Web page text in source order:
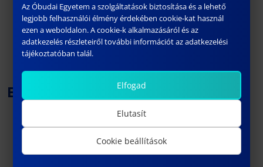
Bachelor's Programs
Computer Science Engineering
Az Óbudai Egyetem a szolgáltatások biztosítása és a lehető
legjobb felhasználói élmény érdekében cookie-kat használ
ezen a weboldalon. A cookie-k alkalmazásáról és az
adatkezelés részleteiről további információt az adatkezelési
tájékoztatóban talál.
Elfogad
Elutasít
Cookie beállítások